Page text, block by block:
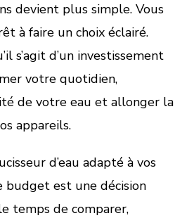
devient plus simple. Vous
à faire un choix éclairé.
s’agit d’un investissement
votre quotidien,
de votre eau et allonger la
appareils.
d’eau adapté à vos
budget est une décision
temps de comparer,